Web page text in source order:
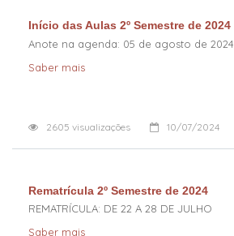
Início das Aulas 2º Semestre de 2024
Anote na agenda: 05 de agosto de 2024
Saber mais
2605 visualizações 10/07/2024
Rematrícula 2º Semestre de 2024
REMATRÍCULA: DE 22 A 28 DE JULHO
Saber mais